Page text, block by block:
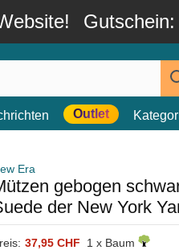
Gutschein:
Outlet
Era
gebogen
der New York
37,95 CHF 1 x Baum